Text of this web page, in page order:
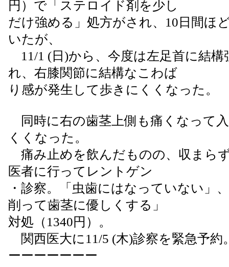
円）で「ステロイド剤を少し
だけ強める」処方がされ、10日間ほ
いたが、
11/1 (日)から、今度は左足首に結構
れ、右膝関節に結構なこわば
り感が発生して歩きにくくなった。
同時に右の歯茎上側も痛くなって
くくなった。
痛み止めを飲んだものの、収まら
医者に行ってレントゲン
・診察。「虫歯にはなっていない」
削って歯茎に優しくする」
対処（1340円）。
関西医大に11/5 (木)診察を緊急予約
ーーーーーーー